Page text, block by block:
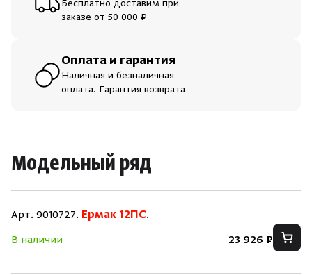
Бесплатно доставим при
заказе от 50 000 ₽
Оплата и гарантия
Наличная и безналичная
оплата. Гарантия возврата
Модельный ряд
Арт. 9010727. Ермак 12ПС.
В наличии
23 926 ₽